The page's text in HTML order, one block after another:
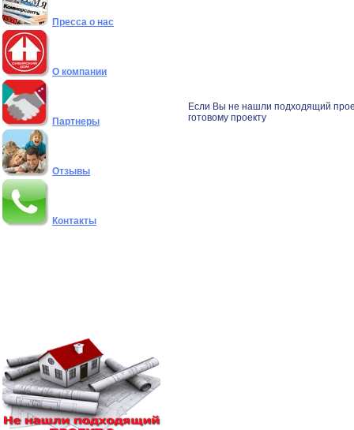
Пресса о нас
О компании
Партнеры
Отзывы
Контакты
Если Вы не нашли подходящий
готовому проекту